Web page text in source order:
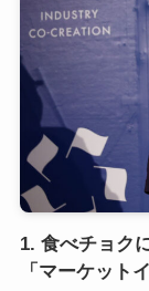
1. 食べチョク
「マーケット